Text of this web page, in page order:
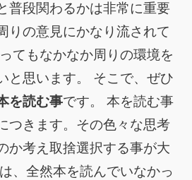
普段関わるかは非常に重要
りの意見にかなり流されて
てもなかなか周りの環境を
と思います。 そこで、ぜひ
を読む事です。 本を読む事
つきます。その色々な思考
か考え取捨選択する事が大
、全然本を読んでいなかっ